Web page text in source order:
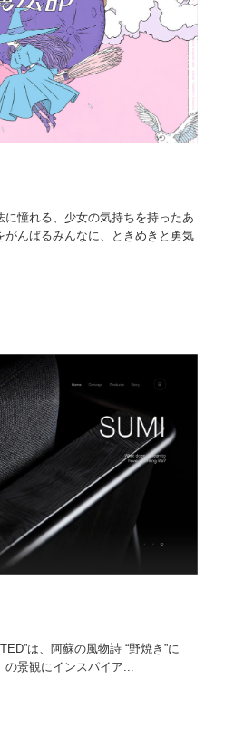
に憧れる、少女の気持ちを持ったあ
がんばるみんなに、ときめきと勇気
は、阿蘇の風物詩 “野焼き”に
の景観にインスパイア...